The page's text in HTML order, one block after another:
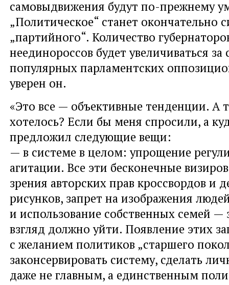
самовыдвижения будут по-прежнему
„Политическое“ станет окончательно
„партийного“. Количество
неединороссов будет увеличиваться за
популярных парламентских
уверен он.
«Это все — объективные тенденции. А
хотелось? Если бы меня спросили, а
предложил следующие вещи:
— в системе в целом: упрощение
агитации. Все эти бесконечные
зрения авторских прав кроссвордов и
рисунков, запрет на изображения
и использование собственных семей —
взгляд должно уйти. Появление этих
с желанием политиков „старшего
законсервировать систему, сделать
даже не главным, а единственным